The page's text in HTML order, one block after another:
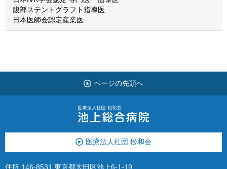
腹部ステントグラフト指導医
日本医師会認定産業医
ページの先頭へ
医療法人社団 松和会
住所 146-8531 東京都大田区池上6-1-19